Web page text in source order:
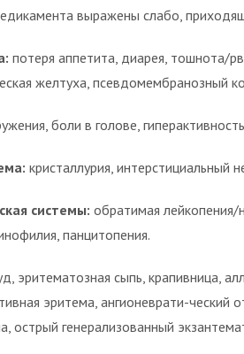
выражены слабо,
потеря аппетита, диарея, тошнота/
желтуха, псевдомембранозный
боли в голове,
кристаллурия, интерстициальный
системы: обратимая
панцитопения.
эритематозная сыпь, крапивница,
эритема, ангионеврати-ческий
генерализованный